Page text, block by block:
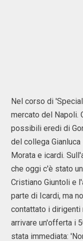
Nel corso di
mercato del Napoli.
possibili eredi di
del collega
Morata e icardi.
che oggi c'è stato
Cristiano Giuntoli e
parte di Icardi, ma
contattato i dirigenti
arrivare un'offerta i
stata immediata: